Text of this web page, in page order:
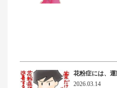
花粉症には、運
2026.03.14